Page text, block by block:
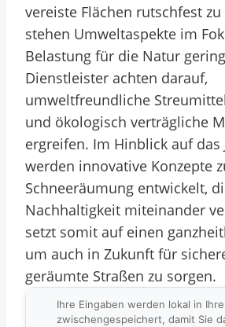
vereiste Flächen rutschfest
stehen Umweltaspekte im
Belastung für die Natur
Dienstleister achten darauf,
umweltfreundliche
und ökologisch verträgliche
ergreifen. Im Hinblick auf das
werden innovative Konzepte
Schneeräumung entwickelt,
Nachhaltigkeit miteinander
setzt somit auf einen
um auch in Zukunft für
geräumte Straßen zu sorgen.
Ihre Eingaben werden lokal in
zwischengespeichert, damit Sie